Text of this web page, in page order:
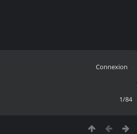
Connexion
1/84